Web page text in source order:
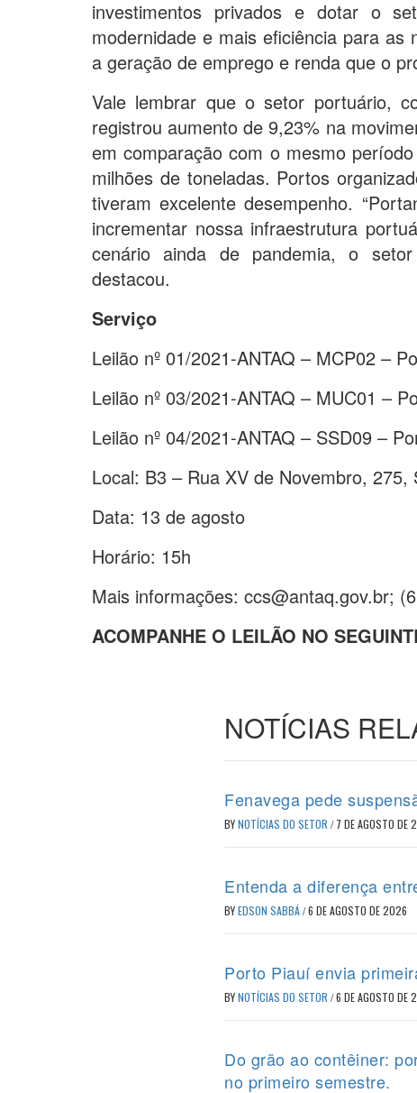
investimentos privados e dotar o
modernidade e mais eficiência para as
a geração de emprego e renda que o
Vale lembrar que o setor portuário,
registrou aumento de 9,23% na
em comparação com o mesmo
milhões de toneladas. Portos
tiveram excelente desempenho.
incrementar nossa infraestrutura
cenário ainda de pandemia, o
destacou.
Serviço
Leilão nº 01/2021-ANTAQ – MCP02 –
Leilão nº 03/2021-ANTAQ – MUC01 –
Leilão nº 04/2021-ANTAQ – SSD09 –
Local: B3 – Rua XV de Novembro, 275,
Data: 13 de agosto
Horário: 15h
Mais informações: ccs@antaq.gov.br;
ACOMPANHE O LEILÃO NO
NOTÍCIAS
Fenavega pede
BYNOTÍCIAS DO SETOR / 7 DE AGOSTO DE
Entenda a diferença
BYEDSON SABBÁ/6 DE AGOSTO DE 2026
Porto Piauí envia
BYNOTÍCIAS DO SETOR /6 DE AGOSTO DE
Do grão ao contêiner:
no primeiro semestre.